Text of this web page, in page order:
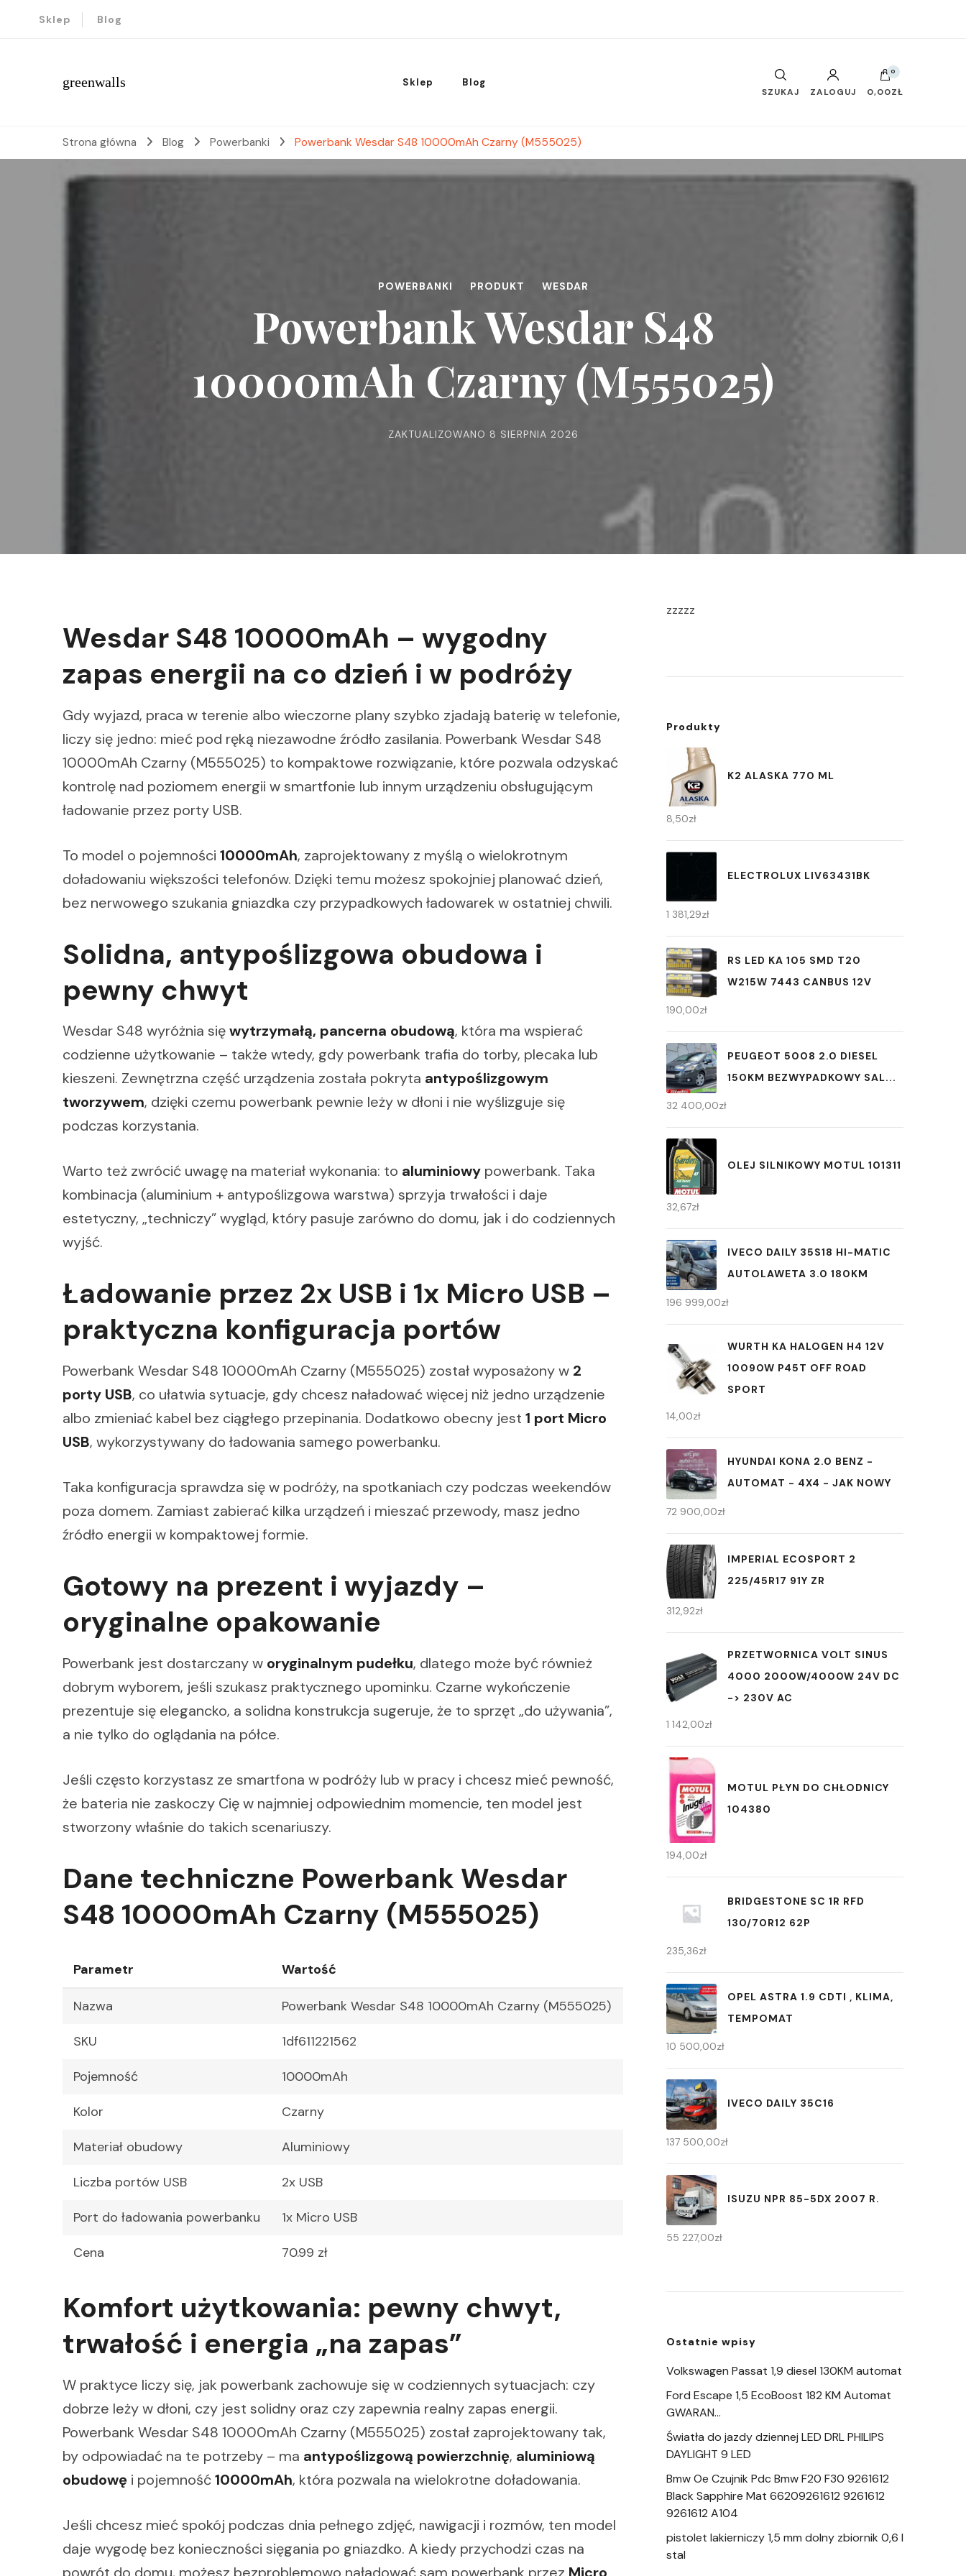
Sklep Blog
greenwalls Sklep Blog
SZUKAJ ZALOGUJ
0
0,00ZŁ
Strona główna Blog Powerbanki Powerbank Wesdar S48 10000mAh Czarny (M555025)
POWERBANKI PRODUKT WESDAR
Powerbank Wesdar S48
10000mAh Czarny (M555025)
ZAKTUALIZOWANO 8 SIERPNIA 2026
Wesdar S48 10000mAh – wygodny
zapas energii na co dzień i w podróży
Gdy wyjazd, praca w terenie albo wieczorne plany szybko zjadają baterię w telefonie,
liczy się jedno: mieć pod ręką niezawodne źródło zasilania. Powerbank Wesdar S48
10000mAh Czarny (M555025) to kompaktowe rozwiązanie, które pozwala odzyskać
kontrolę nad poziomem energii w smartfonie lub innym urządzeniu obsługującym
ładowanie przez porty USB.
To model o pojemności 10000mAh, zaprojektowany z myślą o wielokrotnym
doładowaniu większości telefonów. Dzięki temu możesz spokojniej planować dzień,
bez nerwowego szukania gniazdka czy przypadkowych ładowarek w ostatniej chwili.
Solidna, antypoślizgowa obudowa i
pewny chwyt
Wesdar S48 wyróżnia sięwytrzymałą, pancerna obudową, która ma wspierać
codzienne użytkowanie – także wtedy, gdy powerbank trafia do torby, plecaka lub
kieszeni. Zewnętrzna część urządzenia została pokryta antypoślizgowym
tworzywem, dzięki czemu powerbank pewnie leży w dłoni i nie wyślizguje się
podczas korzystania.
Warto też zwrócić uwagę na materiał wykonania: to aluminiowy powerbank. Taka
kombinacja (aluminium + antypoślizgowa warstwa) sprzyja trwałości i daje
estetyczny, „techniczy” wygląd, który pasuje zarówno do domu, jak i do codziennych
wyjść.
Ładowanie przez 2x USB i 1x Micro USB –
praktyczna konfiguracja portów
Powerbank Wesdar S48 10000mAh Czarny (M555025) został wyposażony w 2
porty USB, co ułatwia sytuacje, gdy chcesz naładować więcej niż jedno urządzenie
albo zmieniać kabel bez ciągłego przepinania. Dodatkowo obecny jest 1 port Micro
USB, wykorzystywany do ładowania samego powerbanku.
Taka konfiguracja sprawdza się w podróży, na spotkaniach czy podczas weekendów
poza domem. Zamiast zabierać kilka urządzeń i mieszać przewody, masz jedno
źródło energii w kompaktowej formie.
Gotowy na prezent i wyjazdy –
oryginalne opakowanie
Powerbank jest dostarczany w oryginalnym pudełku, dlatego może być również
dobrym wyborem, jeśli szukasz praktycznego upominku. Czarne wykończenie
prezentuje się elegancko, a solidna konstrukcja sugeruje, że to sprzęt „do używania”,
a nie tylko do oglądania na półce.
Jeśli często korzystasz ze smartfona w podróży lub w pracy i chcesz mieć pewność,
że bateria nie zaskoczy Cię w najmniej odpowiednim momencie, ten model jest
stworzony właśnie do takich scenariuszy.
Dane techniczne Powerbank Wesdar
S48 10000mAh Czarny (M555025)
Parametr Wartość
Nazwa Powerbank Wesdar S48 10000mAh Czarny (M555025)
SKU 1df611221562
Pojemność 10000mAh
Kolor Czarny
Materiał obudowy Aluminiowy
Liczba portów USB 2x USB
Port do ładowania powerbanku 1x Micro USB
Cena 70.99 zł
Komfort użytkowania: pewny chwyt,
trwałość i energia „na zapas”
W praktyce liczy się, jak powerbank zachowuje się w codziennych sytuacjach: czy
dobrze leży w dłoni, czy jest solidny oraz czy zapewnia realny zapas energii.
Powerbank Wesdar S48 10000mAh Czarny (M555025) został zaprojektowany tak,
by odpowiadać na te potrzeby – ma antypoślizgową powierzchnię, aluminiową
obudowę i pojemność10000mAh, która pozwala na wielokrotne doładowania.
Jeśli chcesz mieć spokój podczas dnia pełnego zdjęć, nawigacji i rozmów, ten model
daje wygodę bez konieczności sięgania po gniazdko. A kiedy przychodzi czas na
powrót do domu, możesz bezproblemowo naładować sam powerbank przez Micro
zzzzz
Produkty
K2 ALASKA 770 ML
8,50zł
ELECTROLUX LIV63431BK
1 381,29zł
RS LED KA 105 SMD T20
W215W 7443 CANBUS 12V
190,00zł
PEUGEOT 5008 2.0 DIESEL
150KM BEZWYPADKOWY SAL...
32 400,00zł
OLEJ SILNIKOWY MOTUL 101311
32,67zł
IVECO DAILY 35S18 HI-MATIC
AUTOLAWETA 3.0 180KM
196 999,00zł
WURTH KA HALOGEN H4 12V
10090W P45T OFF ROAD
SPORT
14,00zł
HYUNDAI KONA 2.0 BENZ -
AUTOMAT - 4X4 - JAK NOWY
72 900,00zł
IMPERIAL ECOSPORT 2
225/45R17 91Y ZR
312,92zł
PRZETWORNICA VOLT SINUS
4000 2000W/4000W 24V DC
-> 230V AC
1 142,00zł
MOTUL PŁYN DO CHŁODNICY
104380
194,00zł
BRIDGESTONE SC 1R RFD
130/70R12 62P
235,36zł
OPEL ASTRA 1.9 CDTI , KLIMA,
TEMPOMAT
10 500,00zł
IVECO DAILY 35C16
137 500,00zł
ISUZU NPR 85-5DX 2007 R.
55 227,00zł
Ostatnie wpisy
Volkswagen Passat 1,9 diesel 130KM automat
Ford Escape 1,5 EcoBoost 182 KM Automat
GWARAN…
Światła do jazdy dziennej LED DRL PHILIPS
DAYLIGHT 9 LED
Bmw Oe Czujnik Pdc Bmw F20 F30 9261612
Black Sapphire Mat 66209261612 9261612
9261612 A104
pistolet lakierniczy 1,5 mm dolny zbiornik 0,6 l
stal